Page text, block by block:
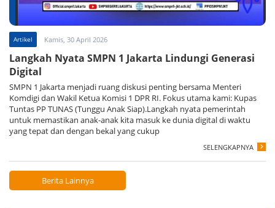
Artikel Kamis, 30 April 2026
Langkah Nyata SMPN 1 Jakarta Lindungi Generasi
Digital
SMPN 1 Jakarta menjadi ruang diskusi penting bersama Menteri
Komdigi dan Wakil Ketua Komisi 1 DPR RI. Fokus utama kami: Kupas
Tuntas PP TUNAS (Tunggu Anak Siap).Langkah nyata pemerintah
untuk memastikan anak-anak kita masuk ke dunia digital di waktu
yang tepat dan dengan bekal yang cukup
SELENGKAPNYA
Berita Lainnya